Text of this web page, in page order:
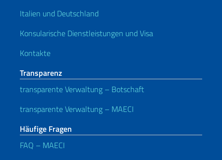
Italien und Deutschland
Konsularische Dienstleistungen und Visa
Kontakte
Transparenz
transparente Verwaltung – Botschaft
transparente Verwaltung – MAECI
Häufige Fragen
FAQ – MAECI